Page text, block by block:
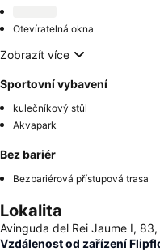
Otevíratelná okna
Zobrazít více
Sportovní vybavení
kulečníkový stůl
Akvapark
Bez bariér
Bezbariérová přístupová trasa
Lokalita
Avinguda del Rei Jaume I,
Vzdálenost od zařízení